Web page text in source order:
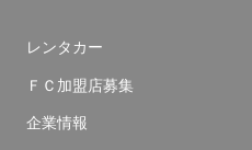
レンタカー
ＦＣ加盟店募集
企業情報